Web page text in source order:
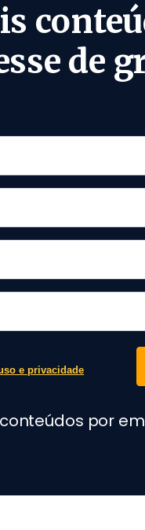
de
e privacidade
por